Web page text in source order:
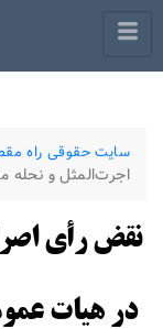
سایت حقوقی راه
اجرت‌المثل و نحله
نقض رأی
در هیات